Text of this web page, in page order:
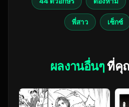
พี่สาว เซ็กซ์
ผลงานอื่นๆที่คุ